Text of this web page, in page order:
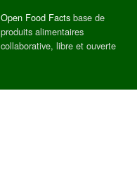
Open Food Facts base de
produits alimentaires
collaborative, libre et ouverte